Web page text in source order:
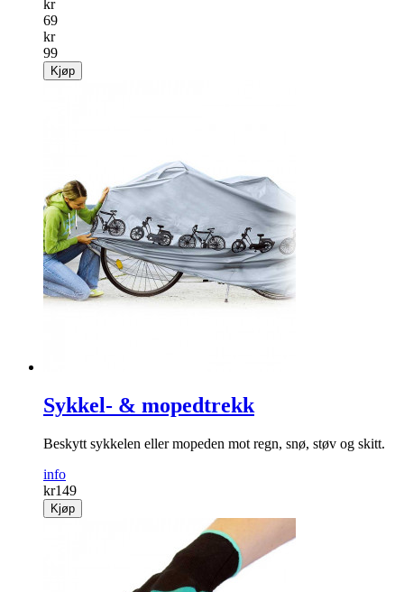
kr
69
kr
99
Kjøp
Sykkel- & mopedtrekk
Beskytt sykkelen eller mopeden mot regn, snø, støv og skitt.
info
kr149
Kjøp